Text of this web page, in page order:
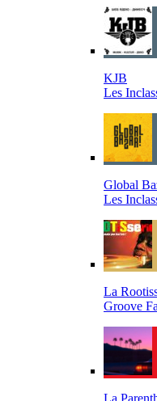
KJB
Les
Global
Les
La
Groove
La